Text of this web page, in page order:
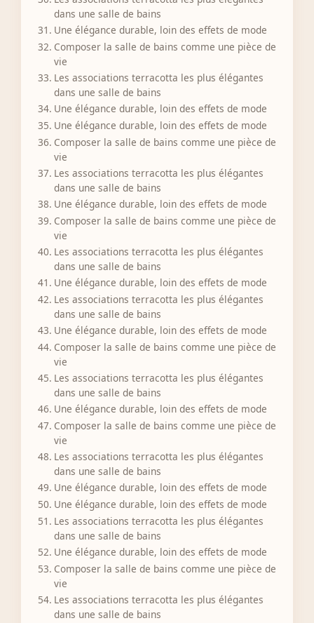
dans une salle de bains
Une élégance durable, loin des effets de mode
Composer la salle de bains comme une pièce de
vie
Les associations terracotta les plus élégantes
dans une salle de bains
Une élégance durable, loin des effets de mode
Une élégance durable, loin des effets de mode
Composer la salle de bains comme une pièce de
vie
Les associations terracotta les plus élégantes
dans une salle de bains
Une élégance durable, loin des effets de mode
Composer la salle de bains comme une pièce de
vie
Les associations terracotta les plus élégantes
dans une salle de bains
Une élégance durable, loin des effets de mode
Les associations terracotta les plus élégantes
dans une salle de bains
Une élégance durable, loin des effets de mode
Composer la salle de bains comme une pièce de
vie
Les associations terracotta les plus élégantes
dans une salle de bains
Une élégance durable, loin des effets de mode
Composer la salle de bains comme une pièce de
vie
Les associations terracotta les plus élégantes
dans une salle de bains
Une élégance durable, loin des effets de mode
Une élégance durable, loin des effets de mode
Les associations terracotta les plus élégantes
dans une salle de bains
Une élégance durable, loin des effets de mode
Composer la salle de bains comme une pièce de
vie
Les associations terracotta les plus élégantes
dans une salle de bains